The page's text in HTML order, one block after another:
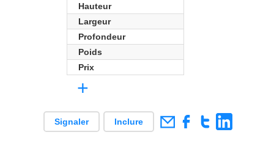
Hauteur
Largeur
Profondeur
Poids
Prix
+
Signaler Inclure